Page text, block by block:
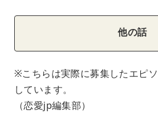
他の話
※こちらは実際に募集したエピ
しています。
（恋愛jp編集部）